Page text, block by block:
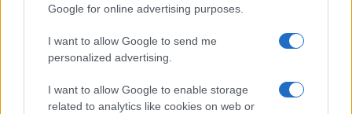
Google for online advertising purposes.
I want to allow Google to send me
personalized advertising.
I want to allow Google to enable storage
related to analytics like cookies on web or